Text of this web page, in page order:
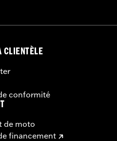
CLIENTÈLE
conformité
de moto
financement